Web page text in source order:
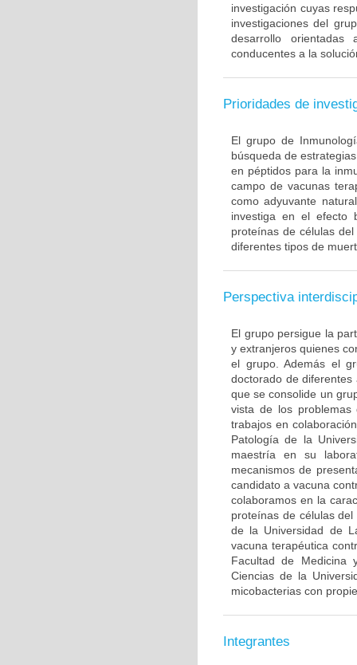
investigación cuyas
investigaciones del
desarrollo
conducentes a la
Prioridades de
El grupo de
búsqueda de
en péptidos para la
campo de vacunas
como adyuvante
investiga en el efecto
proteínas de células
diferentes tipos de
Perspectiva
El grupo persigue la
y extranjeros quienes
el grupo. Además el
doctorado de
que se consolide un
vista de los problemas
trabajos en
Patología de la
maestría en su
mecanismos de
candidato a vacuna
colaboramos en la
proteínas de células
de la Universidad de
vacuna terapéutica
Facultad de Medicina
Ciencias de la
micobacterias con
Integrantes